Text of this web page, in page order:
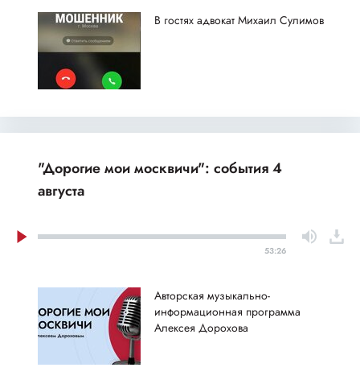
В гостях адвокат Михаил Сулимов
"Дорогие мои москвичи": события 4
августа
53:26
Авторская музыкально-
информационная программа
Алексея Дорохова